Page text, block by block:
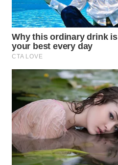
MADURA
WN
SURABAYA
WN
NATUNA
WN
BINTAN
WN
MANDALIKA